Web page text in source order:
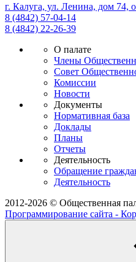
г. Калуга, ул. Ленина, дом 74,
8 (4842) 57-04-14
8 (4842) 22-26-39
О палате
Члены
Совет
Комиссии
Новости
Документы
Нормативная база
Доклады
Планы
Отчеты
Деятельность
Обращение
Деятельность
2012-2026 © Общественная
Программирование сайта -